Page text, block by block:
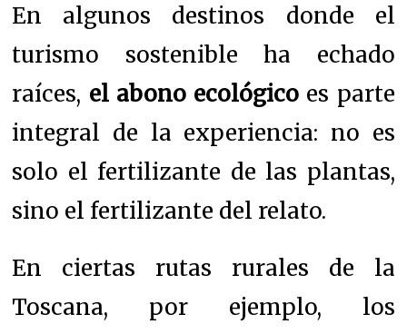
En algunos destinos donde el
turismo sostenible ha echado
raíces, el abono ecológico es parte
integral de la experiencia: no es
solo el fertilizante de las plantas,
sino el fertilizante del relato.
En ciertas rutas rurales de la
Toscana, por ejemplo, los